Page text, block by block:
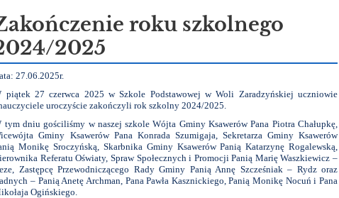
roku szkolnego
2025
27.06.2025r.
piątek 27 czerwca 2025 w Szkole Podstawowej w Woli Zaradzyńskiej uczniowie
uroczyście zakończyli rok szkolny 2024/2025.
tym dniu gościliśmy w naszej szkole Wójta Gminy Ksawerów Pana Piotra Chałupkę,
Gminy Ksawerów Pana Konrada Szumigaja, Sekretarza Gminy Ksawerów
Monikę Sroczyńską, Skarbnika Gminy Ksawerów Panią Katarzynę Rogalewską,
Referatu Oświaty, Spraw Społecznych i Promocji Panią Marię Waszkiewicz –
Zastępcę Przewodniczącego Rady Gminy Panią Annę Szcześniak – Rydz oraz
– Panią Anetę Archman, Pana Pawła Kasznickiego, Panią Monikę Nocuń i Pana
Ogińskiego.